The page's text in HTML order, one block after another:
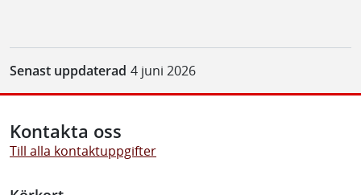
Senast uppdaterad 4 juni 2026
Kontakta oss
Till alla kontaktuppgifter